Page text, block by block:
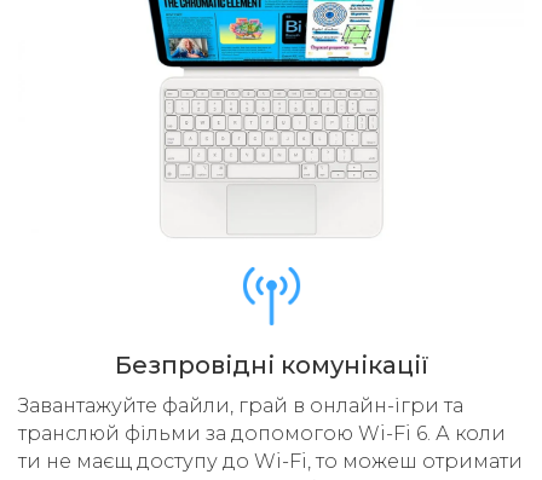
Безпровідні комунікації
Завантажуйте файли, грай в онлайн-ігри та
транслюй фільми за допомогою Wi-Fi 6. А коли
ти не маєщ доступу до Wi-Fi, то можеш отримати